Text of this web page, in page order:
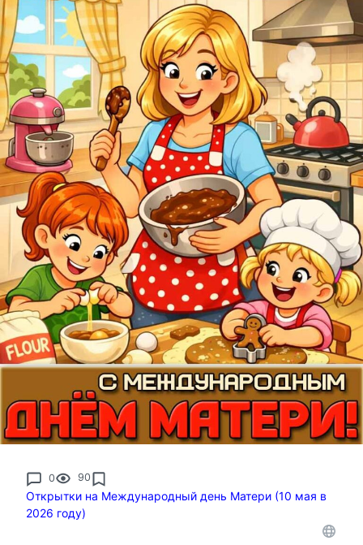
0 90
Открытки на Международный день Матери (10 мая в
2026 году)